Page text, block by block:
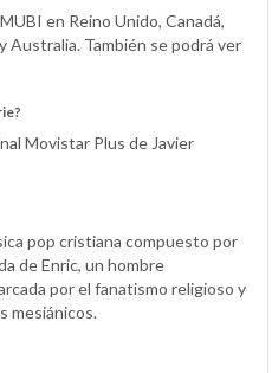
en Reino Unido, Canadá,
Australia. También se podrá ver
Movistar Plus de Javier
pop cristiana compuesto por
de Enric, un hombre
por el fanatismo religioso y
mesiánicos.